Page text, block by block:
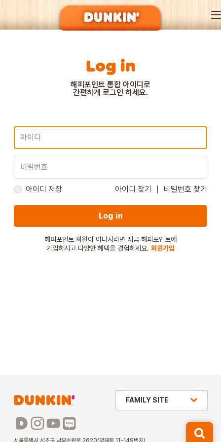
DUNKIN’ OF SEASON
MENU
EVENT
STORE
Log in
해피포인트 통합 아이디로
간편하게 로그인 하세요.
아이디 저장 아이디 찾기 비밀번호 찾기
Log in
해피포인트 회원이 아니시라면 지금 해피포인트에
가입하시고 다양한 혜택을 경험하세요. 회원가입
서울특별시 서초구 남부순환로 2620(양재동 11-149번지)
상미당 HOLDINGS
파리바게뜨
FAMILY SITE